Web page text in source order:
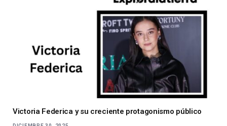
Victoria Federica y su creciente protagonismo público